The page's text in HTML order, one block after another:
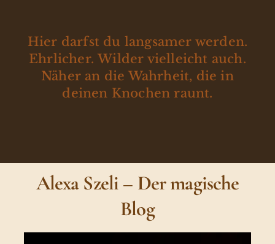
Hier darfst du langsamer werden.
Ehrlicher. Wilder vielleicht auch.
Näher an die Wahrheit, die in
deinen Knochen raunt.
Alexa Szeli – Der magische
Blog